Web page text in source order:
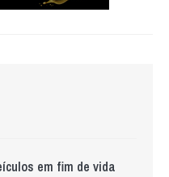
em fim de vida